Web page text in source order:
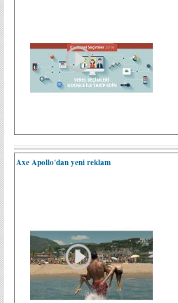
Axe Apollo'dan yeni reklam